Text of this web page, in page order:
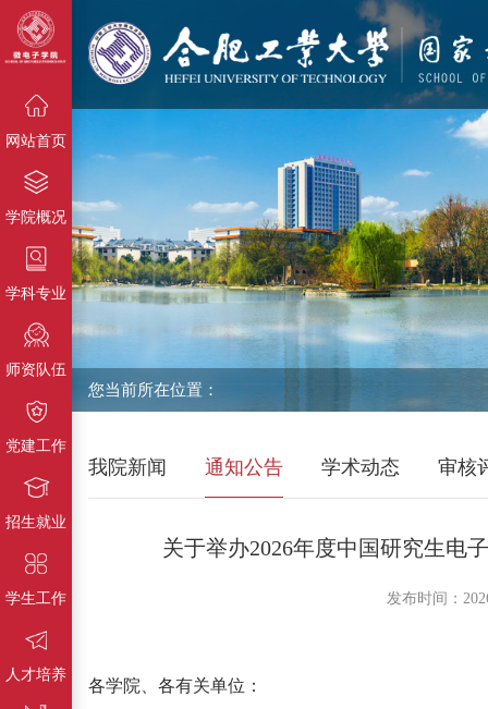
{栏目名
称}
网站首页
学院概况
学科专业
师资队伍
党建工作
招生就业
学生工作
人才培养
您当前所在位置：
我院新闻 通知公告 学术动态 审核
关于举办2026年度中国研究生电
发布时间：
各学院、各有关单位：